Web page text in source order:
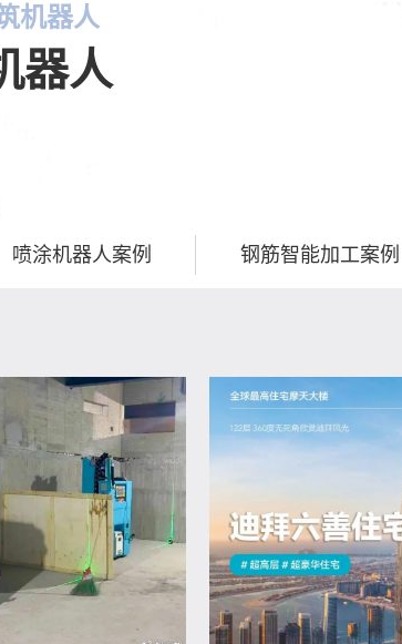
机器人
器人
喷涂机器人案例 钢筋智能加工案例